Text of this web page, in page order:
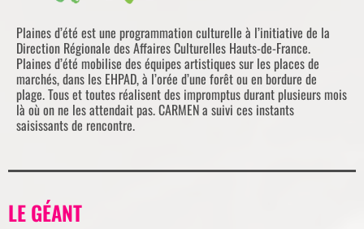
Plaines d’été est une programmation culturelle à l’initiative de la
Direction Régionale des Affaires Culturelles Hauts-de-France.
Plaines d’été mobilise des équipes artistiques sur les places de
marchés, dans les EHPAD, à l’orée d’une forêt ou en bordure de
plage. Tous et toutes réalisent des impromptus durant plusieurs mois
là où on ne les attendait pas. CARMEN a suivi ces instants
saisissants de rencontre.
LE GÉANT